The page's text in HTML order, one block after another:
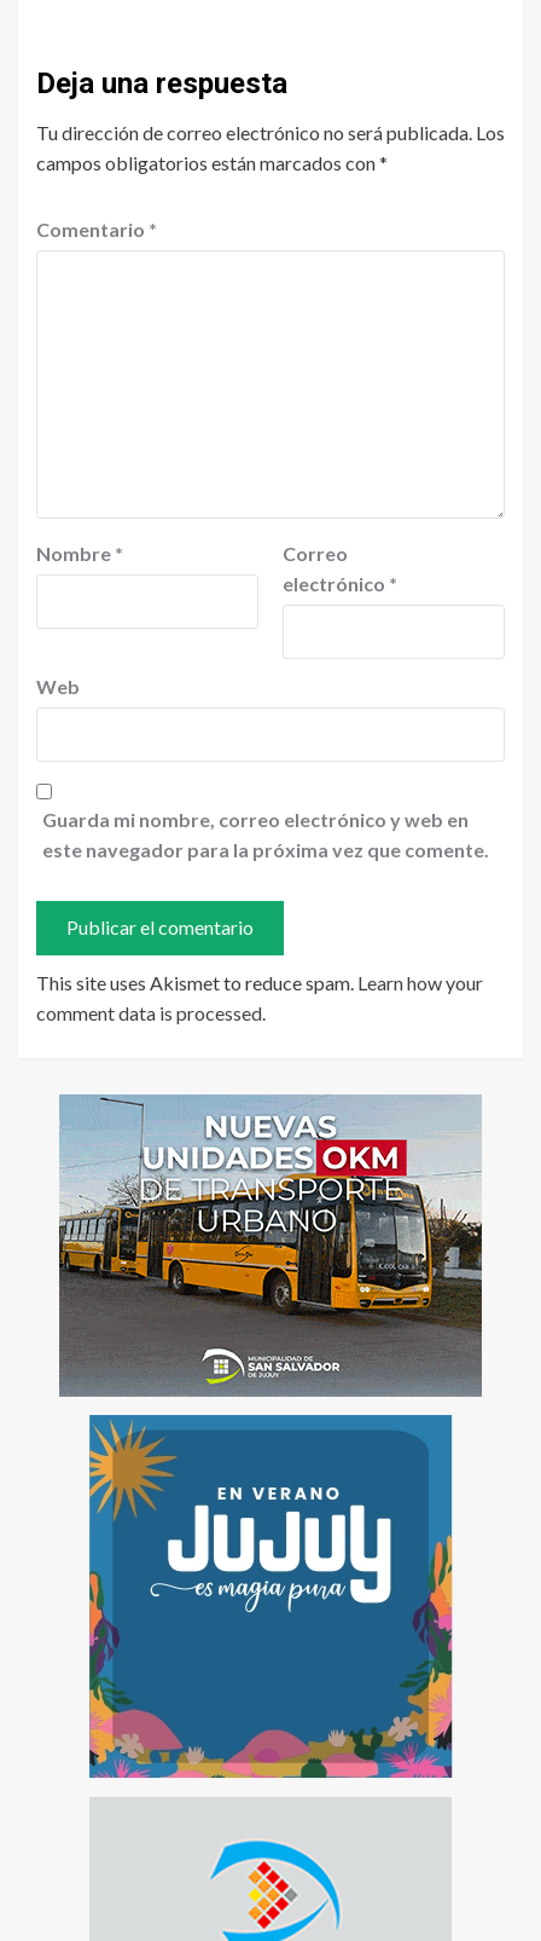
Deja una respuesta
Tu dirección de correo electrónico no será publicada. Los
campos obligatorios están marcados con*
Comentario *
Nombre *
Correo
electrónico *
Web
Guarda mi nombre, correo electrónico y web en
este navegador para la próxima vez que comente.
This site uses Akismet to reduce spam. Learn how your
comment data is processed